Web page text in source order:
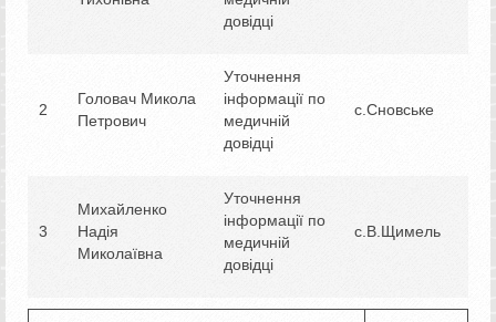
довідці
2
Головач Микола
Петрович
Уточнення
інформації по
медичній
довідці
с.Сновське
3
Михайленко
Надія
Миколаївна
Уточнення
інформації по
медичній
довідці
с.В.Щимель